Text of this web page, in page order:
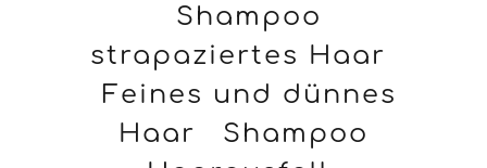
Shampoo
strapaziertes Haar
Feines und dünnes
Haar
Shampoo